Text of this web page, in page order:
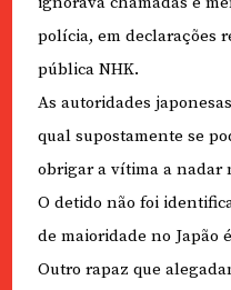
polícia, em declarações
pública NHK.
As autoridades
qual supostamente se
obrigar a vítima a nadar
O detido não foi
de maioridade no Japão
Outro rapaz que